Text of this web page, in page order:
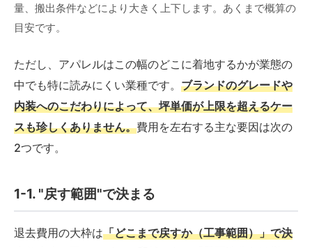
量、搬出条件などにより大きく上下します。あくまで概算の
目安です。
ただし、アパレルはこの幅のどこに着地するかが業態の
中でも特に読みにくい業種です。 ブランドのグレードや
内装へのこだわりによって、坪単価が上限を超えるケー
スも珍しくありません。費用を左右する主な要因は次の
2つです。
1-1. "戻す範囲"で決まる
退去費用の大枠は「どこまで戻すか（工事範囲）」で決